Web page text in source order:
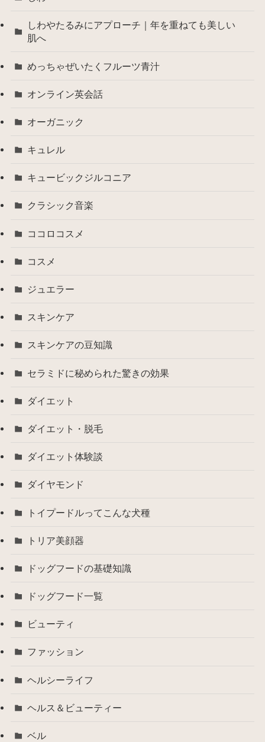
しわやたるみにアプローチ｜年を重ねても美しい
肌へ
めっちゃぜいたくフルーツ青汁
オンライン英会話
オーガニック
キュレル
キュービックジルコニア
クラシック音楽
ココロコスメ
コスメ
ジュエラー
スキンケア
スキンケアの豆知識
セラミドに秘められた驚きの効果
ダイエット
ダイエット・脱毛
ダイエット体験談
ダイヤモンド
トイプードルってこんな犬種
トリア美顔器
ドッグフードの基礎知識
ドッグフード一覧
ビューティ
ファッション
ヘルシーライフ
ヘルス＆ビューティー
ベル